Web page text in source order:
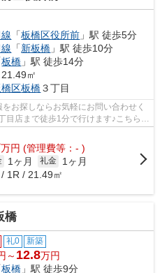
「板橋区役所前 」駅 徒歩5分
「新板橋 」駅 徒歩10分
板橋 」駅 徒歩14分
㎡
区板橋３丁目
お探しならお気軽にお問い合わせく
目店まで徒歩1分で行けます♪こちらは
万円 (管理費等：- )
1ヶ月 礼金
1ヶ月
1R / 21.49㎡
橋
礼0 新築
～ 12.8万円
板橋 」駅 徒歩9分